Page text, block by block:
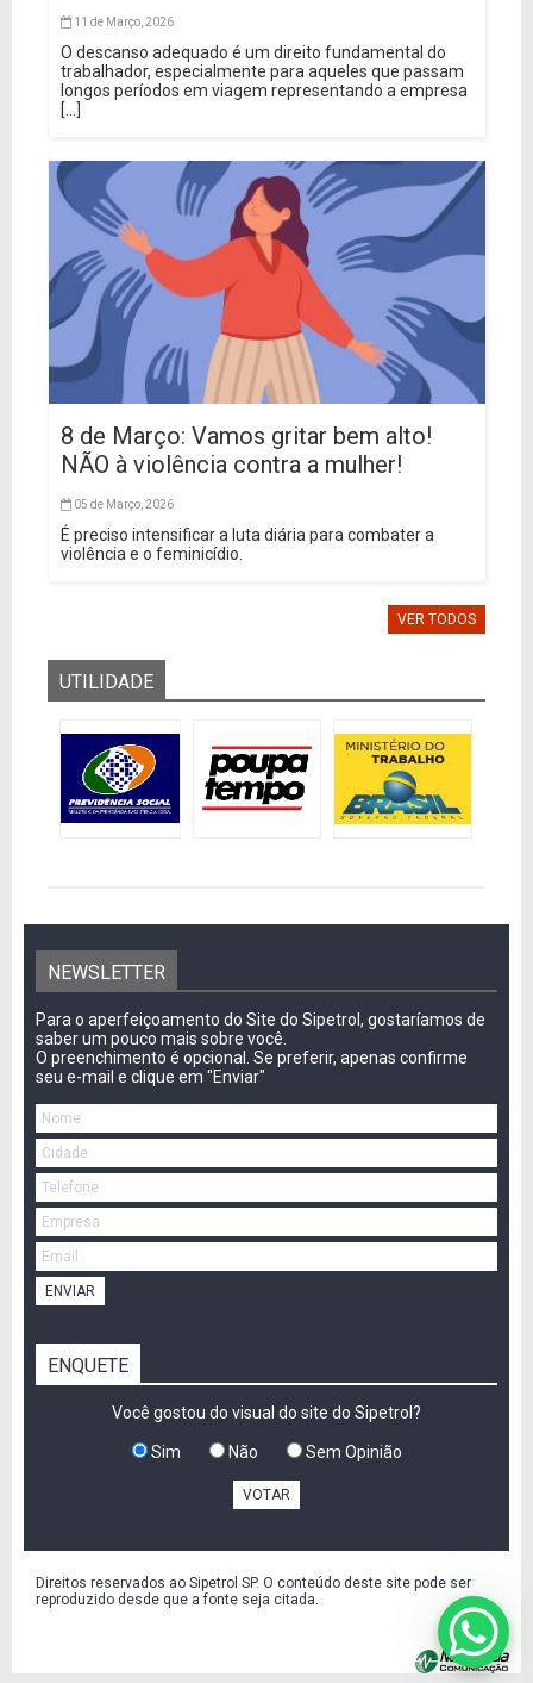
11 de Março, 2026
O descanso adequado é um direito fundamental do
trabalhador, especialmente para aqueles que passam
longos períodos em viagem representando a empresa
[...]
8 de Março: Vamos gritar bem alto!
NÃO à violência contra a mulher!
05 de Março, 2026
É preciso intensificar a luta diária para combater a
violência e o feminicídio.
VER TODOS
UTILIDADE
NEWSLETTER
Para o aperfeiçoamento do Site do Sipetrol, gostaríamos de
saber um pouco mais sobre você.
O preenchimento é opcional. Se preferir, apenas confirme
seu e-mail e clique em "Enviar"
ENVIAR
ENQUETE
Você gostou do visual do site do Sipetrol?
Sim Não Sem Opinião
VOTAR
Direitos reservados ao Sipetrol SP. O conteúdo deste site pode ser
reproduzido desde que a fonte seja citada.